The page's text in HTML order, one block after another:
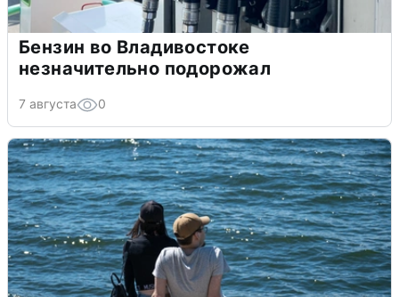
Бензин во Владивостоке
незначительно подорожал
7 августа 0